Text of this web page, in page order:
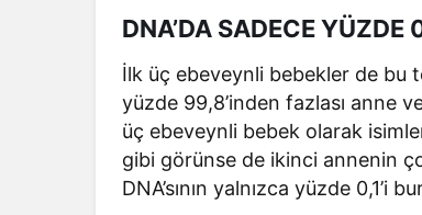
DNA’DA SADECE YÜZDE
İlk üç ebeveynli bebekler de bu
yüzde 99,8’inden fazlası anne
üç ebeveynli bebek olarak
gibi görünse de ikinci annenin
DNA’sının yalnızca yüzde 0,1’i